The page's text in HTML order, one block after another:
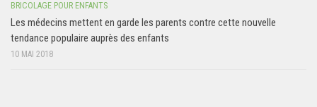
BRICOLAGE POUR ENFANTS
Les médecins mettent en garde les parents contre cette nouvelle
tendance populaire auprès des enfants
10 MAI 2018